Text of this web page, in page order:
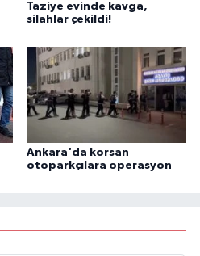
Taziye evinde kavga,
silahlar çekildi!
Ankara'da korsan
otoparkçılara operasyon